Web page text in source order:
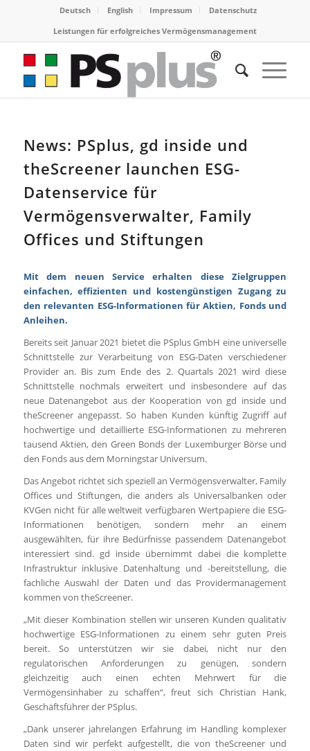
Deutsch English Impressum
Datenschutz
Leistungen für erfolgreiches Vermögensmanagement
News: PSplus, gd inside und
theScreener launchen ESG-
Datenservice für
Vermögensverwalter, Family
Offices und Stiftungen
Mit dem neuen Service erhalten diese Zielgruppen
einfachen, effizienten und kostengünstigen Zugang zu
den relevanten ESG-Informationen für Aktien, Fonds und
Anleihen.
Bereits seit Januar 2021 bietet die PSplus GmbH eine universelle
Schnittstelle zur Verarbeitung von ESG-Daten verschiedener
Provider an. Bis zum Ende des 2. Quartals 2021 wird diese
Schnittstelle nochmals erweitert und insbesondere auf das
neue Datenangebot aus der Kooperation von gd inside und
theScreener angepasst. So haben Kunden künftig Zugriff auf
hochwertige und detaillierte ESG-Informationen zu mehreren
tausend Aktien, den Green Bonds der Luxemburger Börse und
den Fonds aus dem Morningstar Universum.
Das Angebot richtet sich speziell an Vermögensverwalter, Family
Offices und Stiftungen, die anders als Universalbanken oder
KVGen nicht für alle weltweit verfügbaren Wertpapiere die ESG-
Informationen benötigen, sondern mehr an einem
ausgewählten, für ihre Bedürfnisse passendem Datenangebot
interessiert sind. gd inside übernimmt dabei die komplette
Infrastruktur inklusive Datenhaltung und -bereitstellung, die
fachliche Auswahl der Daten und das Providermanagement
kommen von theScreener.
„Mit dieser Kombination stellen wir unseren Kunden qualitativ
hochwertige ESG-Informationen zu einem sehr guten Preis
bereit. So unterstützen wir sie dabei, nicht nur den
regulatorischen Anforderungen zu genügen, sondern
gleichzeitig auch einen echten Mehrwert für die
Vermögensinhaber zu schaffen“, freut sich Christian Hank,
Geschäftsführer der PSplus.
„Dank unserer jahrelangen Erfahrung im Handling komplexer
Daten sind wir perfekt aufgestellt, die von theScreener und